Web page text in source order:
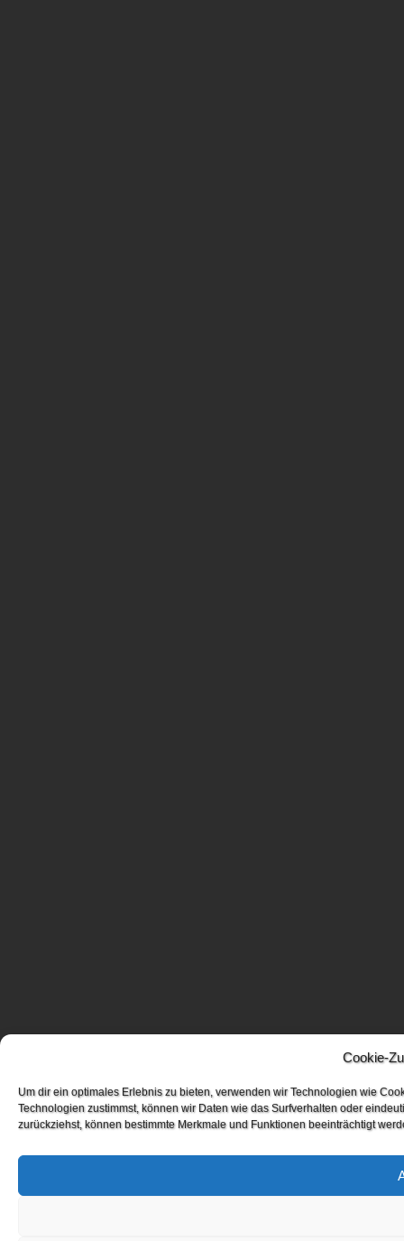
Cookie-
Um dir ein optimales Erlebnis zu bieten, verwenden wir Technologien wie
Technologien zustimmst, können wir Daten wie das Surfverhalten oder
zurückziehst, können bestimmte Merkmale und Funktionen beeinträchtigt